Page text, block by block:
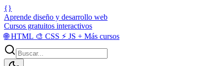
{}
Aprende diseño y desarrollo web
Cursos gratuitos interactivos
🌐HTML 🎨 CSS ⚡ JS + Más cursos